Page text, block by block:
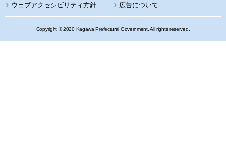
ウェブアクセシビリティ方針 広告について
Copyright © 2020 Kagawa Prefectural Government. All rights reserved.